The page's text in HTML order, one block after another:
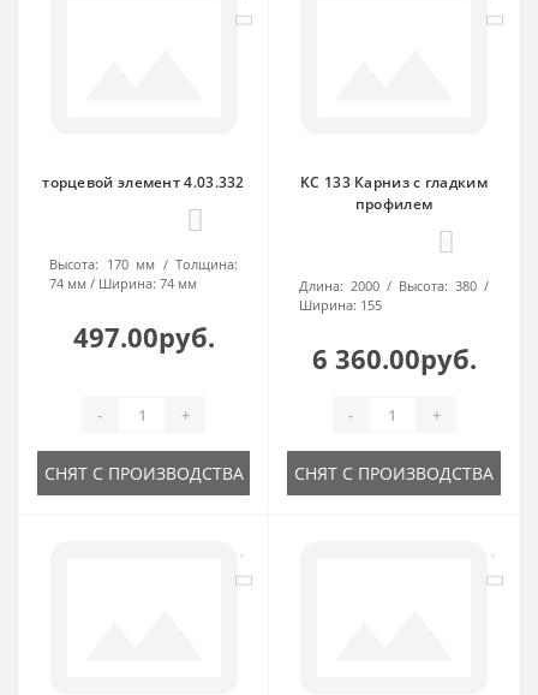
торцевой элемент 4.03.332
Высота: 170 мм
Толщина:
74 мм
Ширина: 74 мм
497.00руб.
- +
СНЯТ С ПРОИЗВОДСТВА
KC 133 Карниз с гладким
профилем
Длина: 2000 Высота: 380
Ширина: 155
6 360.00руб.
- +
СНЯТ С ПРОИЗВОДСТВА